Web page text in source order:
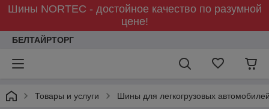
Шины NORTEC - достойное качество по разумной
цене!
БЕЛТАЙРТОРГ
Товары и услуги Шины для легкогрузовых